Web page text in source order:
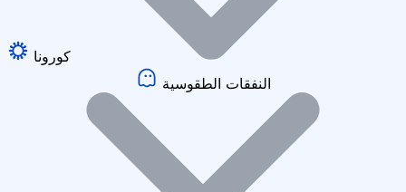
كورونا
النفقات الطقوسية